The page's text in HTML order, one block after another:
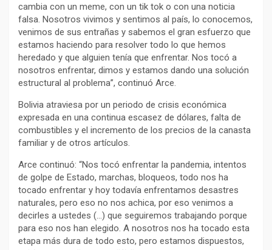
cambia con un meme, con un tik tok o con una noticia
falsa. Nosotros vivimos y sentimos al país, lo conocemos,
venimos de sus entrañas y sabemos el gran esfuerzo que
estamos haciendo para resolver todo lo que hemos
heredado y que alguien tenía que enfrentar. Nos tocó a
nosotros enfrentar, dimos y estamos dando una solución
estructural al problema”, continuó Arce.
Bolivia atraviesa por un periodo de crisis económica
expresada en una continua escasez de dólares, falta de
combustibles y el incremento de los precios de la canasta
familiar y de otros artículos.
Arce continuó: “Nos tocó enfrentar la pandemia, intentos
de golpe de Estado, marchas, bloqueos, todo nos ha
tocado enfrentar y hoy todavía enfrentamos desastres
naturales, pero eso no nos achica, por eso venimos a
decirles a ustedes (…) que seguiremos trabajando porque
para eso nos han elegido. A nosotros nos ha tocado esta
etapa más dura de todo esto, pero estamos dispuestos,